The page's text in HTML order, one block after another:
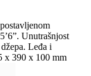
Unutrašnjost
Leđa i
x 390 x 100 mm